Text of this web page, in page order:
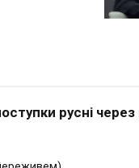
русні через